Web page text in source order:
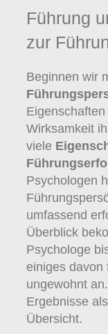
Führung
zur
Beginnen wir
Wirksamkeit
viele
Psychologen
umfassend
Überblick
Psychologe
einiges davon
ungewohnt
Ergebnisse
Übersicht.